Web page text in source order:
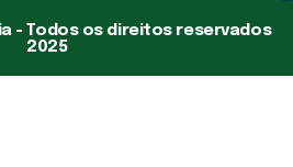
- Todos os direitos reservados
2025